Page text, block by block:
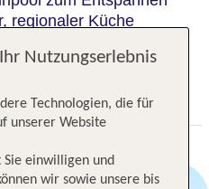
regionaler Küche
24/7 TUI Service
Nutzungserlebnis
Technologien, die für
unserer Website
einwilligen und
wir sowie unsere bis